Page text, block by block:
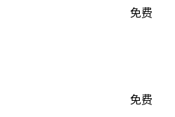
免费
免费